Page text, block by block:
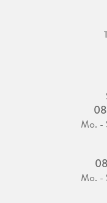
Mo. -
Mo. -